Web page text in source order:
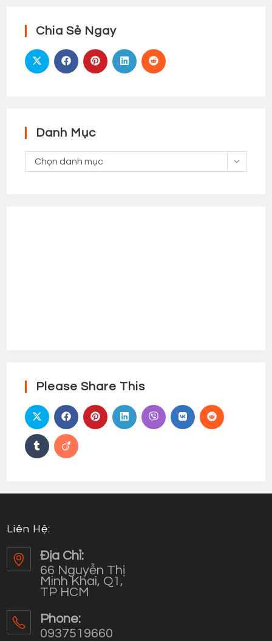
Chia Sẻ Ngay
Danh Mục
Danh
Mục
Chọn danh mục
Please Share This
Liên Hệ:
Địa Chỉ:
66 Nguyễn Thị
Minh Khai, Q1,
TP HCM
Phone:
0937519660